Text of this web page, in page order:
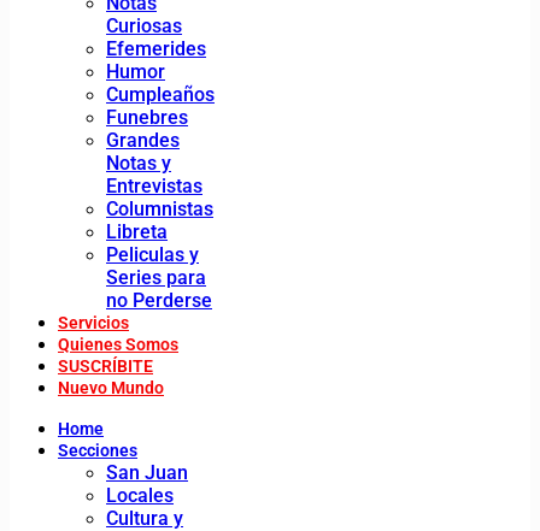
Curiosas
Efemerides
Humor
Cumpleaños
Funebres
Grandes
Notas y
Entrevistas
Columnistas
Libreta
Peliculas y
Series para
no Perderse
Servicios
Quienes Somos
SUSCRÍBITE
Nuevo Mundo
Home
Secciones
San Juan
Locales
Cultura y